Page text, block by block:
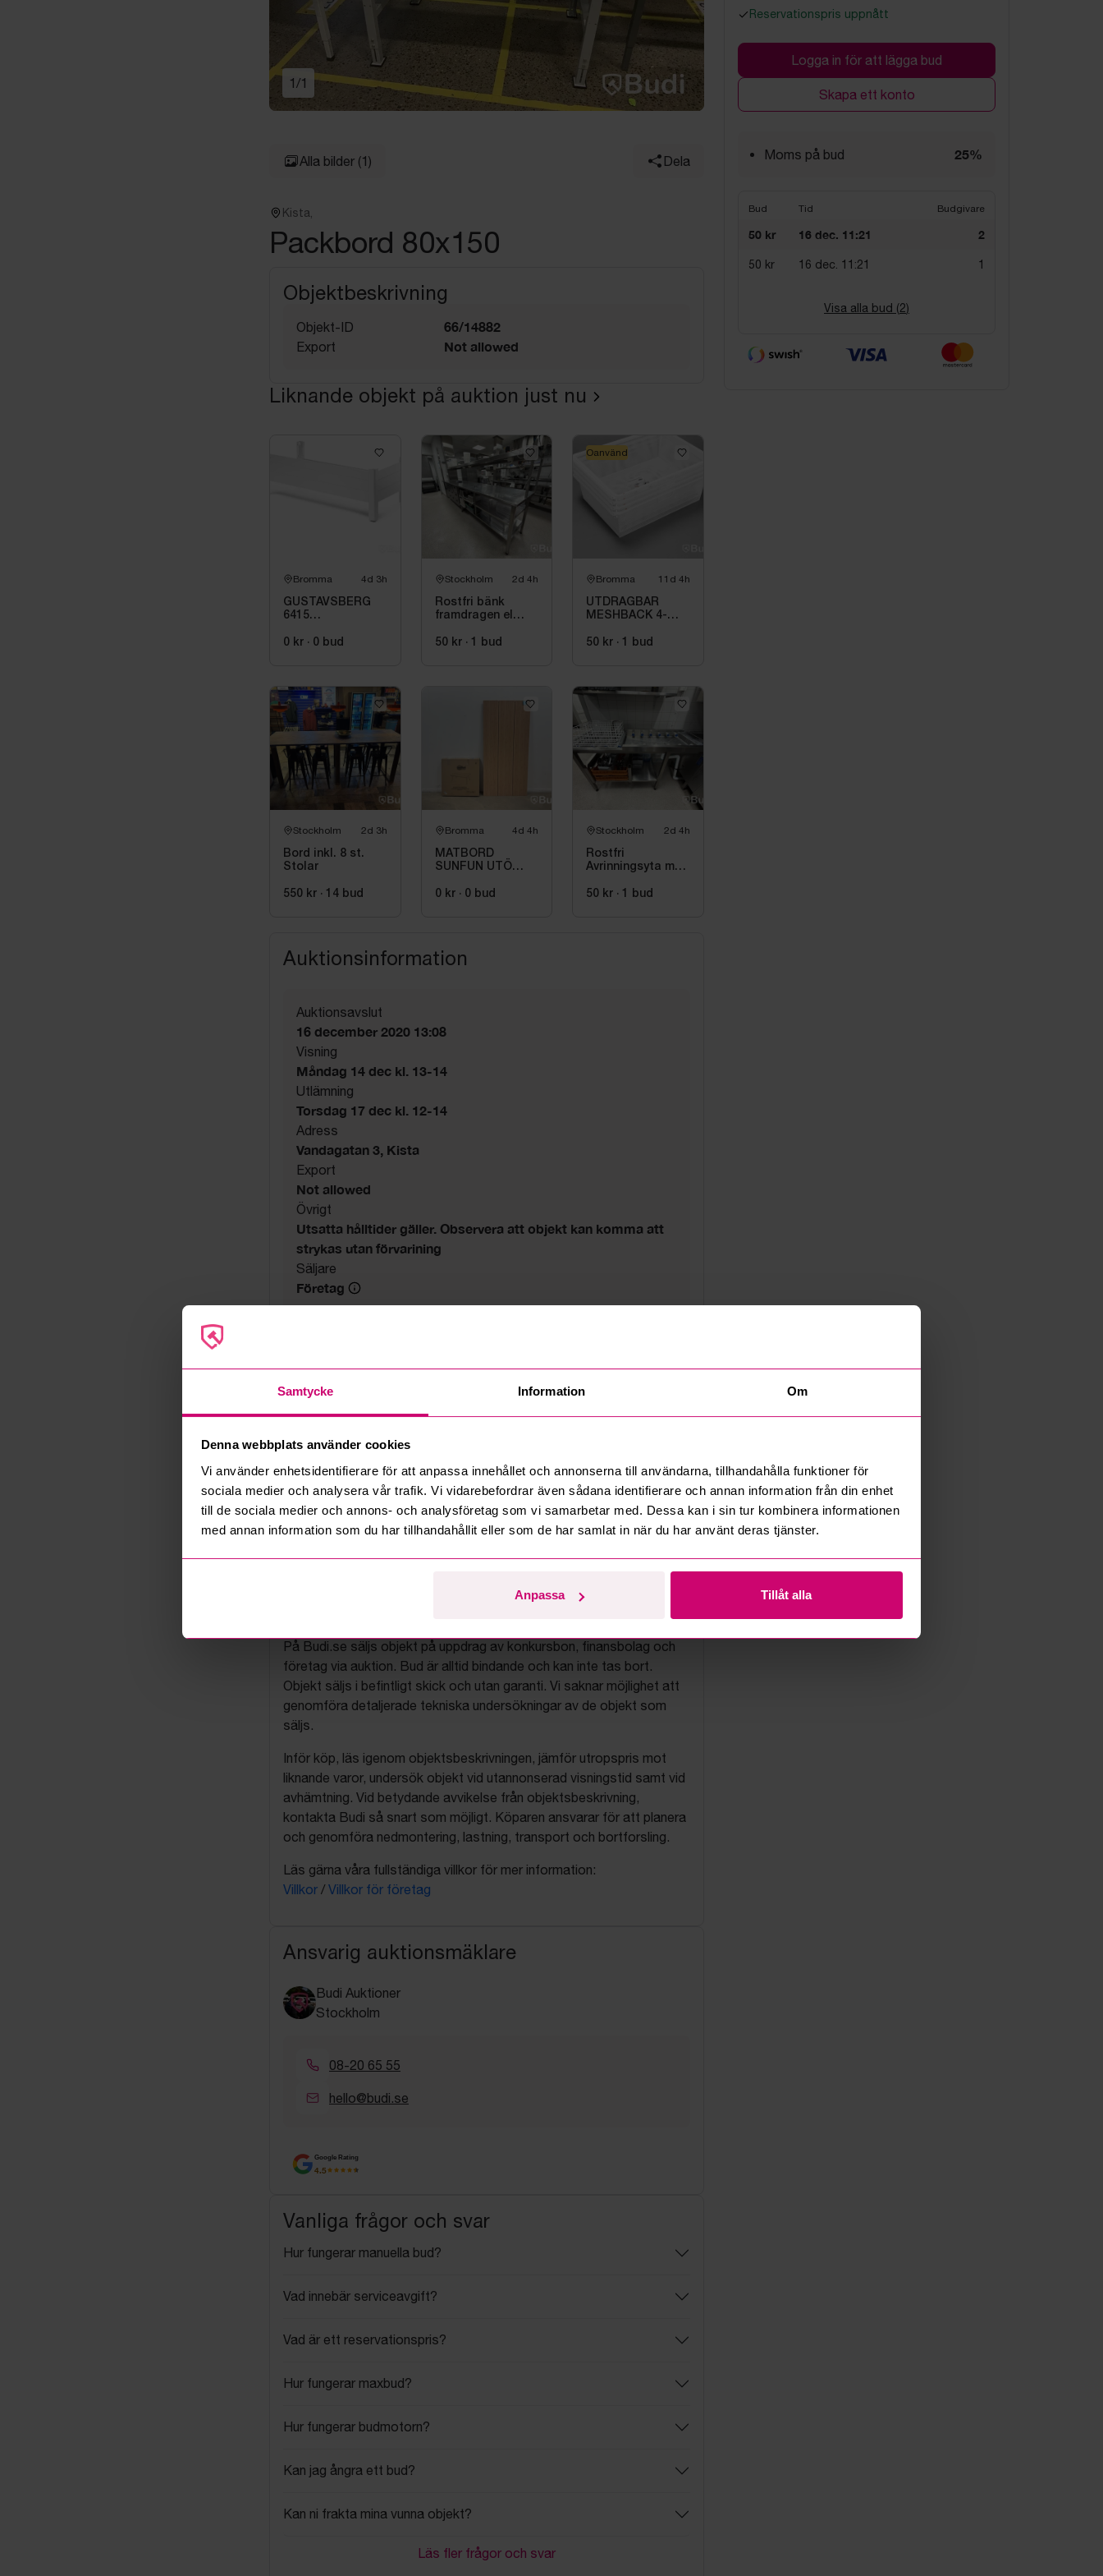
Samtycke Information Om
Denna webbplats använder cookies
Vi använder enhetsidentifierare för att anpassa innehållet och annonserna till användarna, tillhandahålla funktioner för
sociala medier och analysera vår trafik. Vi vidarebefordrar även sådana identifierare och annan information från din enhet
till de sociala medier och annons- och analysföretag som vi samarbetar med. Dessa kan i sin tur kombinera informationen
med annan information som du har tillhandahållit eller som de har samlat in när du har använt deras tjänster.
Anpassa Tillåt alla
1 /1
Alla bilder (1) Dela
Kista,
Packbord 80x150
Objektbeskrivning
Objekt-ID 66/14882
Export Not allowed
Liknande objekt på auktion just nu
Bromma 4d 3h
GUSTAVSBERG
6415
150X70 CM |
0 kr · 0 bud
Stockholm 2d 4h
Rostfri bänk
framdragen el
50 kr · 1 bud
Bromma 11d 4h
UTDRAGBAR
MESHBACK 4-
50 kr · 1 bud
Oanvänd
Stockholm 2d 3h
Bord inkl. 8 st.
Stolar
550 kr · 14 bud
Bromma 4d 4h
MATBORD
SUNFUN UTÖ
NATUR
0 kr · 0 bud
Stockholm 2d 4h
Rostfri
Avrinningsyta med
tvättbackar
50 kr · 1 bud
Auktionsinformation
Auktionsavslut
16 december 2020 13:08
Visning
Måndag 14 dec kl. 13-14
Utlämning
Torsdag 17 dec kl. 12-14
Adress
Vandagatan 3, Kista
Export
Not allowed
Övrigt
Utsatta hålltider gäller. Observera att objekt kan komma att
strykas utan förvarining
Säljare
Företag
På Budi.se säljs objekt på uppdrag av konkursbon, finansbolag och
företag via auktion. Bud är alltid bindande och kan inte tas bort.
Objekt säljs i befintligt skick och utan garanti. Vi saknar möjlighet att
genomföra detaljerade tekniska undersökningar av de objekt som
säljs.
Inför köp, läs igenom objektsbeskrivningen, jämför utropspris mot
liknande varor, undersök objekt vid utannonserad visningstid samt vid
avhämtning. Vid betydande avvikelse från objektsbeskrivning,
kontakta Budi så snart som möjligt. Köparen ansvarar för att planera
och genomföra nedmontering, lastning, transport och bortforsling.
Läs gärna våra fullständiga villkor för mer information:
Villkor / Villkor för företag
Ansvarig auktionsmäklare
Budi Auktioner
Stockholm
08-20 65 55
hello@budi.se
Google Rating
4.5
Vanliga frågor och svar
Hur fungerar manuella bud?
Vad innebär serviceavgift?
Vad är ett reservationspris?
Hur fungerar maxbud?
Hur fungerar budmotorn?
Kan jag ångra ett bud?
Kan ni frakta mina vunna objekt?
Läs fler frågor och svar
Reservationspris uppnått
Logga in för att lägga bud
Skapa ett konto
Moms på bud 25%
Bud Tid Budgivare
50 kr 16 dec. 11:21 2
50 kr 16 dec. 11:21 1
Visa alla bud (2)